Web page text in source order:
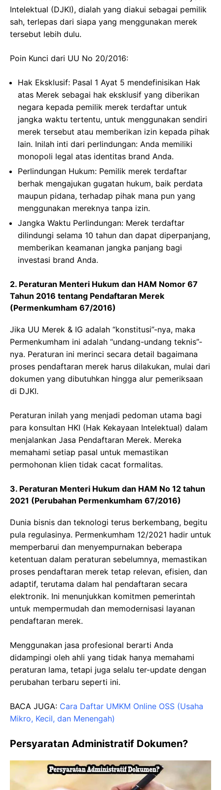
Intelektual (DJKI), dialah yang diakui sebagai pemilik
sah, terlepas dari siapa yang menggunakan merek
tersebut lebih dulu.
Poin Kunci dari UU No 20/2016:
Hak Eksklusif: Pasal 1 Ayat 5 mendefinisikan Hak
atas Merek sebagai hak eksklusif yang diberikan
negara kepada pemilik merek terdaftar untuk
jangka waktu tertentu, untuk menggunakan sendiri
merek tersebut atau memberikan izin kepada pihak
lain. Inilah inti dari perlindungan: Anda memiliki
monopoli legal atas identitas brand Anda.
Perlindungan Hukum: Pemilik merek terdaftar
berhak mengajukan gugatan hukum, baik perdata
maupun pidana, terhadap pihak mana pun yang
menggunakan mereknya tanpa izin.
Jangka Waktu Perlindungan: Merek terdaftar
dilindungi selama 10 tahun dan dapat diperpanjang,
memberikan keamanan jangka panjang bagi
investasi brand Anda.
2. Peraturan Menteri Hukum dan HAM Nomor 67
Tahun 2016 tentang Pendaftaran Merek
(Permenkumham 67/2016)
Jika UU Merek & IG adalah “konstitusi”-nya, maka
Permenkumham ini adalah “undang-undang teknis”-
nya. Peraturan ini merinci secara detail bagaimana
proses pendaftaran merek harus dilakukan, mulai dari
dokumen yang dibutuhkan hingga alur pemeriksaan
di DJKI.
Peraturan inilah yang menjadi pedoman utama bagi
para konsultan HKI (Hak Kekayaan Intelektual) dalam
menjalankan Jasa Pendaftaran Merek. Mereka
memahami setiap pasal untuk memastikan
permohonan klien tidak cacat formalitas.
3. Peraturan Menteri Hukum dan HAM No 12 tahun
2021 (Perubahan Permenkumham 67/2016)
Dunia bisnis dan teknologi terus berkembang, begitu
pula regulasinya. Permenkumham 12/2021 hadir untuk
memperbarui dan menyempurnakan beberapa
ketentuan dalam peraturan sebelumnya, memastikan
proses pendaftaran merek tetap relevan, efisien, dan
adaptif, terutama dalam hal pendaftaran secara
elektronik. Ini menunjukkan komitmen pemerintah
untuk mempermudah dan memodernisasi layanan
pendaftaran merek.
Menggunakan jasa profesional berarti Anda
didampingi oleh ahli yang tidak hanya memahami
peraturan lama, tetapi juga selalu ter-update dengan
perubahan terbaru seperti ini.
BACA JUGA: Cara Daftar UMKM Online OSS (Usaha
Mikro, Kecil, dan Menengah)
Persyaratan Administratif Dokumen?